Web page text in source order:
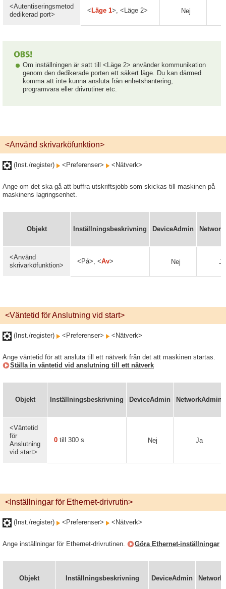
<Autentiseringsmetod
dedikerad port>
< Läge 1>, <Läge 2> Nej
Om inställningen är satt till <Läge 2> använder kommunikation
genom den dedikerade porten ett säkert läge. Du kan därmed
komma att inte kunna ansluta från enhetshantering,
programvara eller drivrutiner etc.
<Använd skrivarköfunktion>
(Inst./register) <Preferenser> <Nätverk>
Ange om det ska gå att buffra utskriftsjobb som skickas till maskinen på
maskinens lagringsenhet.
Objekt Inställningsbeskrivning DeviceAdmin
<Använd
skrivarköfunktion>
<På>, <Av> Nej Ja
<Väntetid för Anslutning vid start>
(Inst./register) <Preferenser> <Nätverk>
Ange väntetid för att ansluta till ett nätverk från det att maskinen startas.
Ställa in väntetid vid anslutning till ett nätverk
Objekt Inställningsbeskrivning DeviceAdmin NetworkAdmin
<Väntetid
för
Anslutning
vid start>
0 till 300 s Nej Ja
<Inställningar för Ethernet-drivrutin>
(Inst./register) <Preferenser> <Nätverk>
Ange inställningar för Ethernet-drivrutinen. Göra Ethernet-inställningar
Objekt Inställningsbeskrivning DeviceAdmin